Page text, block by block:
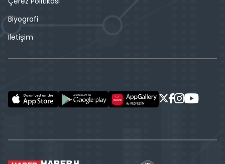
Biyografi
İletişim